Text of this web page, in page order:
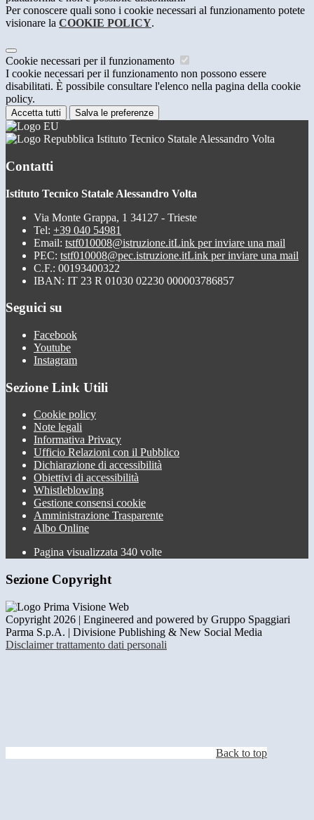
Per conoscere quali sono i cookie necessari al funzionamento potete
visionare la COOKIE POLICY.
Cookie necessari per il funzionamento
I cookie necessari per il funzionamento non possono essere
disabilitati. È possibile consultare l'elenco nella pagina della cookie
policy.
Accetta tutti Salva le preferenze
Istituto Tecnico Statale Alessandro Volta
Contatti
Istituto Tecnico Statale Alessandro Volta
Via Monte Grappa, 1 34127 - Trieste
Tel: +39 040 54981
Email: tstf010008@istruzione.itLink per inviare una mail
PEC: tstf010008@pec.istruzione.itLink per inviare una mail
C.F.: 00193400322
IBAN: IT 23 R 01030 02230 000003786857
Seguici su
Facebook
Youtube
Instagram
Sezione Link Utili
Cookie policy
Note legali
Informativa Privacy
Ufficio Relazioni con il Pubblico
Dichiarazione di accessibilità
Obiettivi di accessibilità
Whistleblowing
Gestione consensi cookie
Amministrazione Trasparente
Albo Online
Pagina visualizzata 340 volte
Sezione Copyright
Copyright 2026 | Engineered and powered by Gruppo Spaggiari
Parma S.p.A. | Divisione Publishing & New Social Media
Disclaimer trattamento dati personali
Back to top